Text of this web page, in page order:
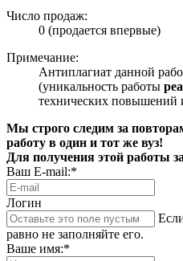
Число продаж:
0 (продается впервые)
Примечание:
Антиплагиат данной
(уникальность работы
технических повышений
Мы строго следим за
работу в один и тот же вуз!
Для получения этой работы
Ваш E-mail:*
Логин
равно не заполняйте его.
Ваше имя:*